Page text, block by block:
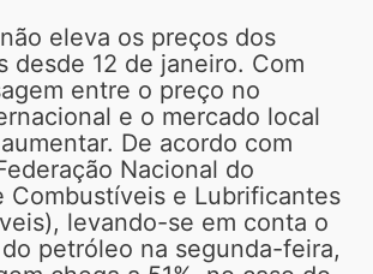
eleva os preços dos
desde 12 de janeiro. Com
entre o preço no
e o mercado local
De acordo com
Nacional do
Combustíveis e Lubrificantes
levando-se em conta o
petróleo na segunda-feira,